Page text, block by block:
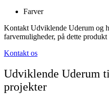
Farver
Kontakt Udviklende Uderum og
farvemuligheder, på dette produkt
Kontakt os
Udviklende Uderum
projekter